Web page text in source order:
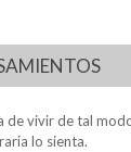
de vivir de tal
lo sienta.